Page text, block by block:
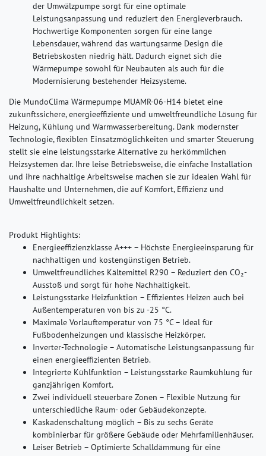
der Umwälzpumpe sorgt für eine optimale
Leistungsanpassung und reduziert den Energieverbrauch.
Hochwertige Komponenten sorgen für eine lange
Lebensdauer, während das wartungsarme Design die
Betriebskosten niedrig hält. Dadurch eignet sich die
Wärmepumpe sowohl für Neubauten als auch für die
Modernisierung bestehender Heizsysteme.
Die MundoClima Wärmepumpe MUAMR-06-H14 bietet eine
zukunftssichere, energieeffiziente und umweltfreundliche Lösung für
Heizung, Kühlung und Warmwasserbereitung. Dank modernster
Technologie, flexiblen Einsatzmöglichkeiten und smarter Steuerung
stellt sie eine leistungsstarke Alternative zu herkömmlichen
Heizsystemen dar. Ihre leise Betriebsweise, die einfache Installation
und ihre nachhaltige Arbeitsweise machen sie zur idealen Wahl für
Haushalte und Unternehmen, die auf Komfort, Effizienz und
Umweltfreundlichkeit setzen.
Produkt Highlights:
Energieeffizienzklasse A+++ – Höchste Energieeinsparung für
nachhaltigen und kostengünstigen Betrieb.
Umweltfreundliches Kältemittel R290 – Reduziert den CO₂-
Ausstoß und sorgt für hohe Nachhaltigkeit.
Leistungsstarke Heizfunktion – Effizientes Heizen auch bei
Außentemperaturen von bis zu -25 °C.
Maximale Vorlauftemperatur von 75 °C – Ideal für
Fußbodenheizungen und klassische Heizkörper.
Inverter-Technologie – Automatische Leistungsanpassung für
einen energieeffizienten Betrieb.
Integrierte Kühlfunktion – Leistungsstarke Raumkühlung für
ganzjährigen Komfort.
Zwei individuell steuerbare Zonen – Flexible Nutzung für
unterschiedliche Raum- oder Gebäudekonzepte.
Kaskadenschaltung möglich – Bis zu sechs Geräte
kombinierbar für größere Gebäude oder Mehrfamilienhäuser.
Leiser Betrieb – Optimierte Schalldämmung für eine